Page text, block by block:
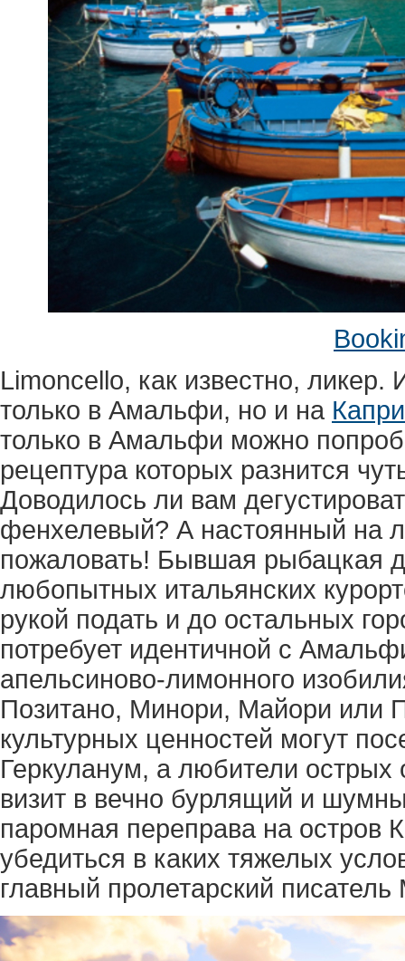
Limoncello, как известно, ликер.
только в Амальфи, но и на Капри
только в Амальфи можно
рецептура которых разнится
Доводилось ли вам
фенхелевый? А настоянный на
пожаловать! Бывшая рыбацкая
любопытных итальянских
рукой подать и до остальных
потребует идентичной с
апельсиново-лимонного
Позитано, Минори, Майори или
культурных ценностей могут
Геркуланум, а любители
визит в вечно бурлящий и
паромная переправа на остров
убедиться в каких тяжелых
главный пролетарский